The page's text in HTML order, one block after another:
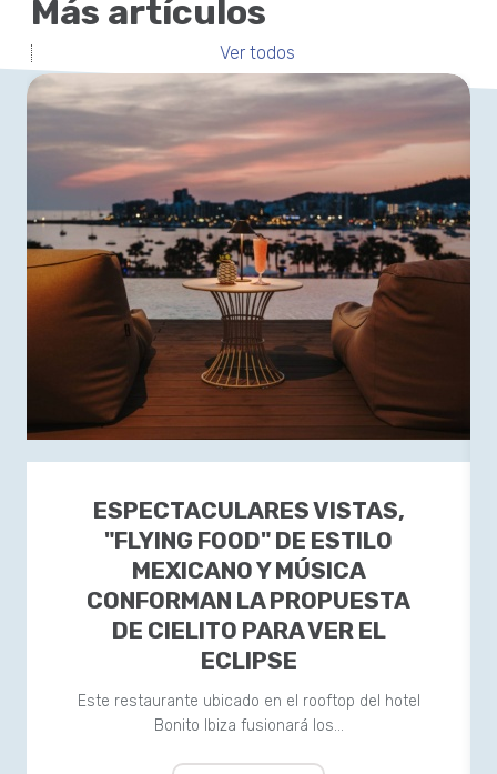
Más artículos
Ver todos
ESPECTACULARES VISTAS,
"FLYING FOOD" DE ESTILO
MEXICANO Y MÚSICA
CONFORMAN LA PROPUESTA
DE CIELITO PARA VER EL
ECLIPSE
Este restaurante ubicado en el rooftop del hotel
Bonito Ibiza fusionará los…